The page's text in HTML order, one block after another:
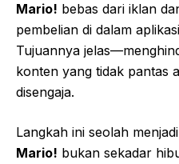
Mario! bebas dari iklan
pembelian di dalam
Tujuannya
konten yang tidak pantas
disengaja.
Langkah ini seolah
Mario! bukan sekadar